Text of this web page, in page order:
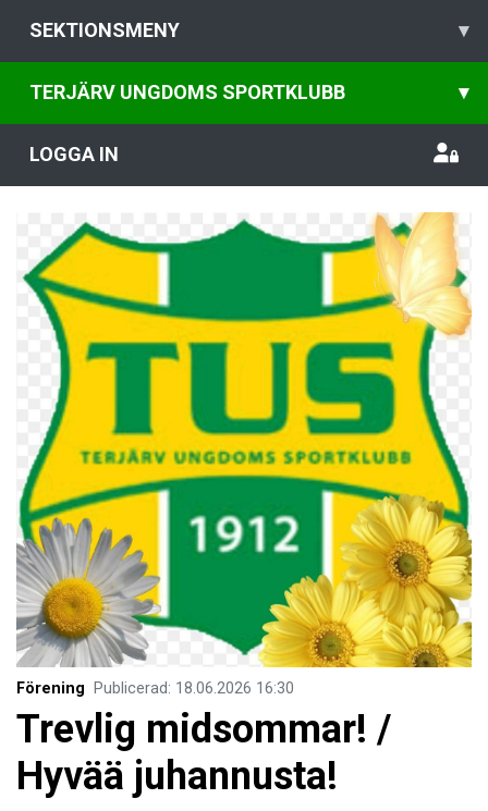
SEKTIONSMENY ▾
TERJÄRV UNGDOMS SPORTKLUBB ▾
LOGGA IN
Förening Publicerad: 18.06.2026 16:30
Trevlig midsommar! /
Hyvää juhannusta!